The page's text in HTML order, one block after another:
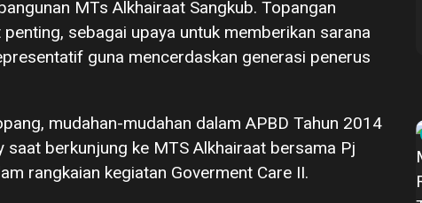
MTs Alkhairaat Sangkub. Topangan
sebagai upaya untuk memberikan sarana
guna mencerdaskan generasi penerus
mudahan-mudahan dalam APBD Tahun 2014
saat berkunjung ke MTS Alkhairaat bersama Pj
rangkaian kegiatan Goverment Care II.